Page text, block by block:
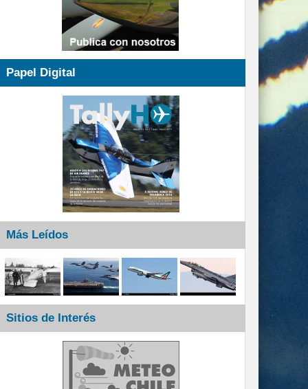
Papel Digital
Más Leídos
Sitios de Interés